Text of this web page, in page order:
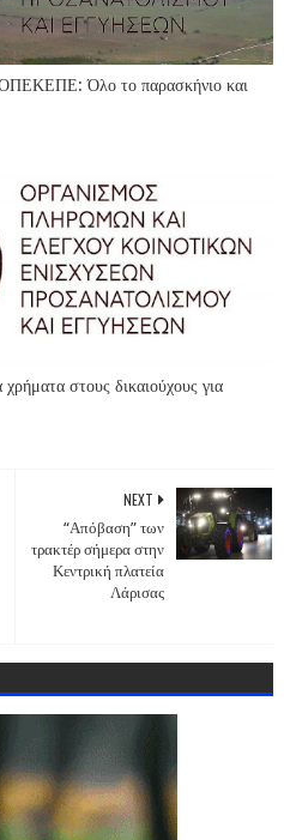
ΟΠΕΚΕΠΕ: Όλο το παρασκήνιο και
στους δικαιούχους για
NEXT
“Απόβαση” των
τρακτέρ σήμερα στην
Κεντρική πλατεία
Λάρισας